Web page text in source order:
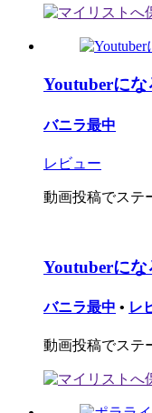
Youtuberにな
バニラ最中
レビュー
動画投稿でステ
Youtuberにな
バニラ最中 • レ
動画投稿でステ